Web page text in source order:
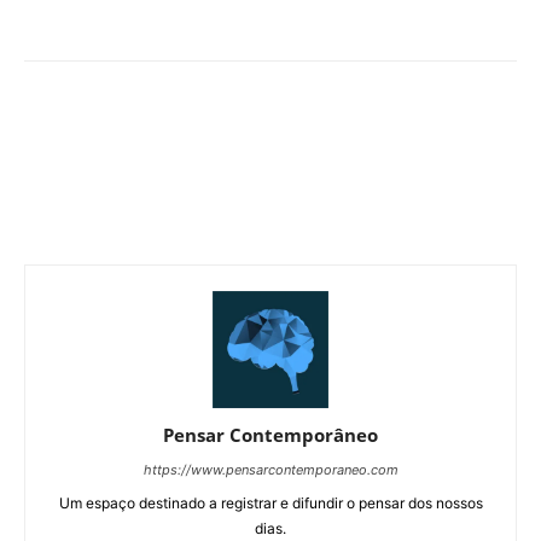
Pensar Contemporâneo
https://www.pensarcontemporaneo.com
Um espaço destinado a registrar e difundir o pensar dos nossos
dias.